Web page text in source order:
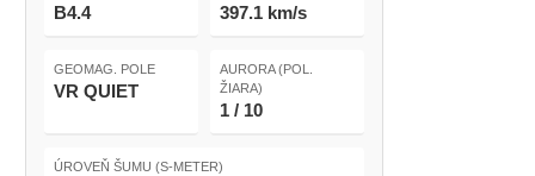
B4.4 397.1 km/s
GEOMAG. POLE
VR QUIET
AURORA (POL.
ŽIARA)
1 / 10
ÚROVEŇ ŠUMU (S-METER)